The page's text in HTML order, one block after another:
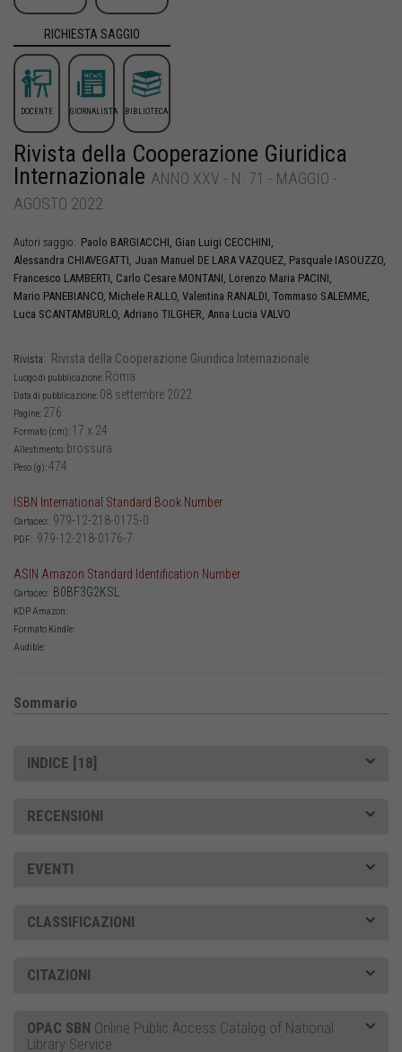
RICHIESTA SAGGIO
DOCENTE GIORNALISTA BIBLIOTECA
Rivista della Cooperazione Giuridica
Internazionale ANNO XXV - N. 71 - MAGGIO -
AGOSTO 2022
Autori saggio: Paolo BARGIACCHI, Gian Luigi CECCHINI,
Alessandra CHIAVEGATTI, Juan Manuel DE LARA VAZQUEZ, Pasquale IASOUZZO,
Francesco LAMBERTI, Carlo Cesare MONTANI, Lorenzo Maria PACINI,
Mario PANEBIANCO, Michele RALLO, Valentina RANALDI, Tommaso SALEMME,
Luca SCANTAMBURLO, Adriano TILGHER, Anna Lucia VALVO
Rivista: Rivista della Cooperazione Giuridica Internazionale
Luogo di pubblicazione: Roma
Data di pubblicazione: 08 settembre 2022
Pagine: 276
Formato (cm): 17 x 24
Allestimento: brossura
Peso (g):474
ISBN International Standard Book Number
Cartaceo: 979-12-218-0175-0
PDF: 979-12-218-0176-7
ASIN Amazon Standard Identification Number
Cartaceo: B0BF3G2KSL
KDP Amazon:
Formato Kindle:
Audible:
Sommario
INDICE [18]
RECENSIONI
EVENTI
CLASSIFICAZIONI
CITAZIONI
OPAC SBN Online Public Access Catalog of National
Library Service